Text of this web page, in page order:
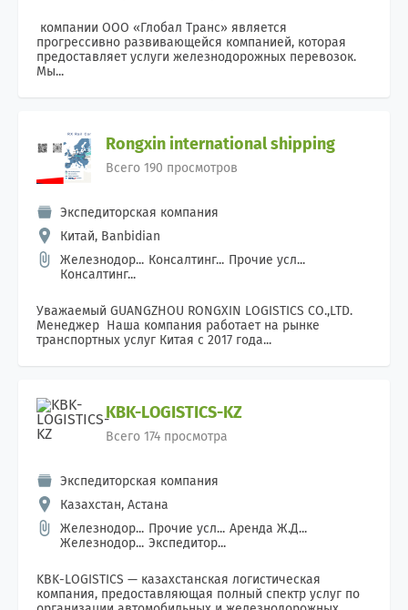
компании ООО «Глобал Транс» является
прогрессивно развивающейся компанией, которая
предоставляет услуги железнодорожных перевозок.
Мы...
Rongxin international shipping
Всего 190 просмотров
Экспедиторская компания
Китай, Banbidian
Железнодор... Консалтинг... Прочие усл...
Консалтинг...
Уважаемый GUANGZHOU RONGXIN LOGISTICS CO.,LTD.
Менеджер Наша компания работает на рынке
транспортных услуг Китая с 2017 года...
KBK-LOGISTICS-KZ
Всего 174 просмотра
Экспедиторская компания
Казахстан, Астана
Железнодор... Прочие усл... Аренда Ж.Д...
Железнодор... Экспедитор...
KBK-LOGISTICS — казахстанская логистическая
компания, предоставляющая полный спектр услуг по